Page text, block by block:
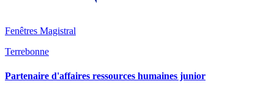
Fenêtres Magistral
Terrebonne
Partenaire d'affaires ressources humaines junior